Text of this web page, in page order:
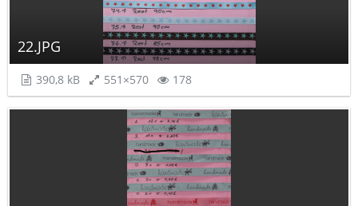
22.JPG
390,8 kB 551×570 178